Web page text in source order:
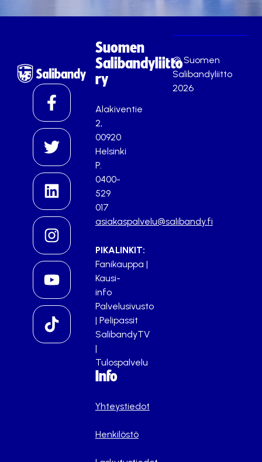
Suomen
Salibandyliitto
ry
Alakiventie
2,
00920
Helsinki
P.
0400-
529
017
asiakaspalvelu@salibandy.fi
PIKALINKIT:
Fanikauppa |
Kausi-
info
Palvelusivusto
| Pelipassit
SalibandyTV
|
Tulospalvelu
Info
Yhteystiedot
Henkilöstö
© Suomen
Salibandyliitto
2026